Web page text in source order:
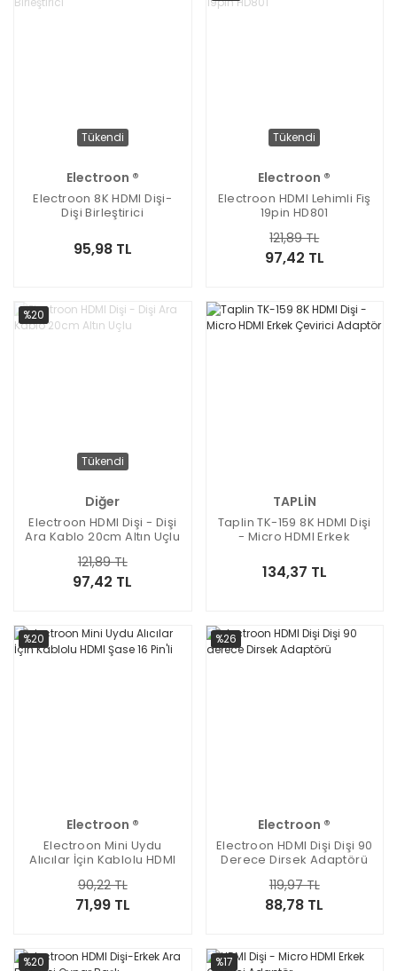
Tükendi
Electroon ®
Electroon 8K HDMI Dişi-
Dişi Birleştirici
95,98 TL
Tükendi
Electroon ®
Electroon HDMI Lehimli Fiş
19pin HD801
97,42 TL
121,89 TL
%20
Tükendi
Diğer
Electroon HDMI Dişi - Dişi
Ara Kablo 20cm Altın Uçlu
97,42 TL
121,89 TL
TAPLİN
Taplin TK-159 8K HDMI Dişi
- Micro HDMI Erkek
134,37 TL
%20
Electroon ®
Electroon Mini Uydu
Alıcılar İçin Kablolu HDMI
71,99 TL
90,22 TL
%26
Electroon ®
Electroon HDMI Dişi Dişi 90
Derece Dirsek Adaptörü
88,78 TL
119,97 TL
%20 %17